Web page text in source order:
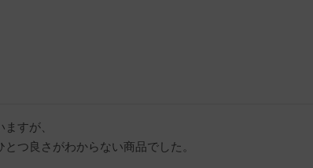
すが、
つ良さがわからない商品でした。